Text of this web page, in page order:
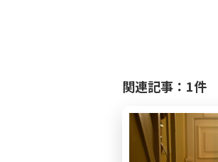
関連記事：1件